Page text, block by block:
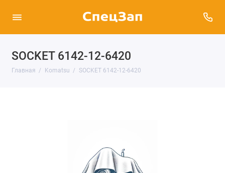
SOCKET 6142-12-6420
Главная Komatsu SOCKET 6142-12-6420